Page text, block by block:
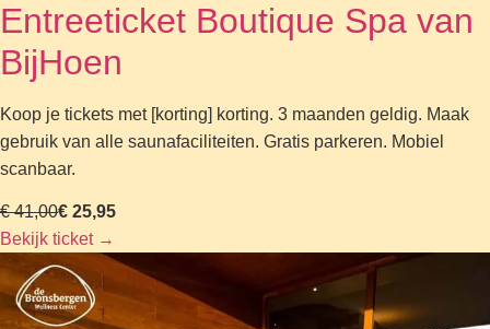
Entreeticket Boutique Spa van
BijHoen
Koop je tickets met [korting] korting. 3 maanden geldig. Maak
gebruik van alle saunafaciliteiten. Gratis parkeren. Mobiel
scanbaar.
€ 41,00€ 25,95
Bekijk ticket →